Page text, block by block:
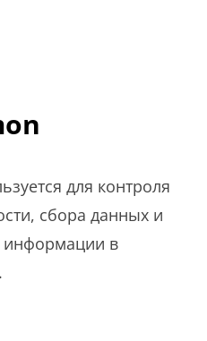
для контроля
сбора данных и
информации в